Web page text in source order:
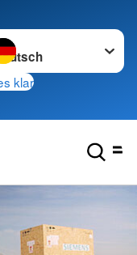
wechseln zu
klar